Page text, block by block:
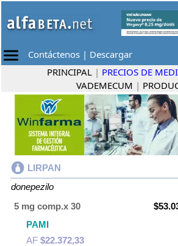
Contáctenos | Descargar
PRINCIPAL | PRECIOS DE
VADEMECUM |
LIRPAN
donepezilo
5 mg comp.x 30
PAMI
AF $22.372,33